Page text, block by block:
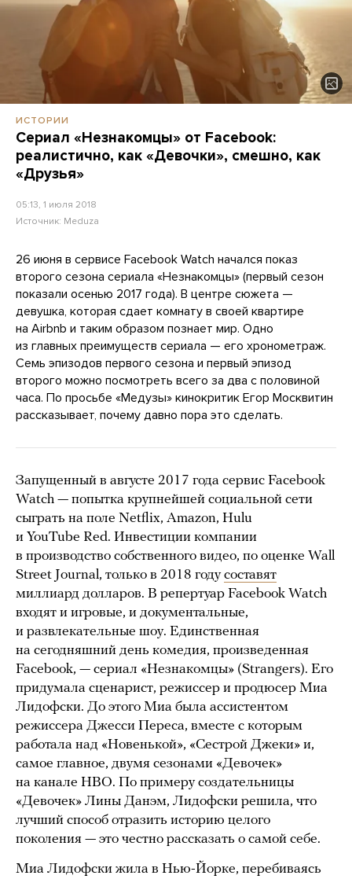
ИСТОРИИ
Сериал «Незнакомцы» от Facebook:
реалистично, как «Девочки», смешно, как
«Друзья»
05:13, 1 июля 2018
Источник: Meduza
26 июня в сервисе Facebook Watch начался показ
второго сезона сериала «Незнакомцы» (первый сезон
показали осенью 2017 года). В центре сюжета —
девушка, которая сдает комнату в своей квартире
на Airbnb и таким образом познает мир. Одно
из главных преимуществ сериала — его хронометраж.
Семь эпизодов первого сезона и первый эпизод
второго можно посмотреть всего за два с половиной
часа. По просьбе «Медузы» кинокритик Егор Москвитин
рассказывает, почему давно пора это сделать.
Запущенный в августе 2017 года сервис Facebook
Watch — попытка крупнейшей социальной сети
сыграть на поле Netflix, Amazon, Hulu
и YouTube Red. Инвестиции компании
в производство собственного видео, по оценке Wall
Street Journal, только в 2018 годусоставят
миллиард долларов. В репертуар Facebook Watch
входят и игровые, и документальные,
и развлекательные шоу. Единственная
на сегодняшний день комедия, произведенная
Facebook, — сериал «Незнакомцы» (Strangers). Его
придумала сценарист, режиссер и продюсер Миа
Лидофски. До этого Миа была ассистентом
режиссера Джесси Переса, вместе с которым
работала над «Новенькой», «Сестрой Джеки» и,
самое главное, двумя сезонами «Девочек»
на канале HBO. По примеру создательницы
«Девочек» Лины Данэм, Лидофски решила, что
лучший способ отразить историю целого
поколения — это честно рассказать о самой себе.
Миа Лидофски жила в Нью-Йорке, перебиваясь